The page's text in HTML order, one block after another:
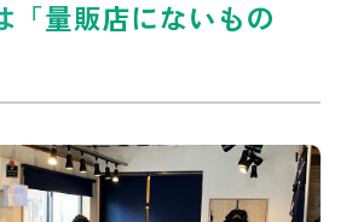
「量販店にないもの